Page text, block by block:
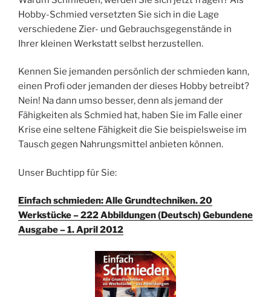
Hobby-Schmied versetzten Sie sich in die Lage
verschiedene Zier- und Gebrauchsgegenstände in
Ihrer kleinen Werkstatt selbst herzustellen.
Kennen Sie jemanden persönlich der schmieden kann,
einen Profi oder jemanden der dieses Hobby betreibt?
Nein! Na dann umso besser, denn als jemand der
Fähigkeiten als Schmied hat, haben Sie im Falle einer
Krise eine seltene Fähigkeit die Sie beispielsweise im
Tausch gegen Nahrungsmittel anbieten können.
Unser Buchtipp für Sie:
Einfach schmieden: Alle Grundtechniken. 20
Werkstücke – 222 Abbildungen (Deutsch) Gebundene
Ausgabe – 1. April 2012